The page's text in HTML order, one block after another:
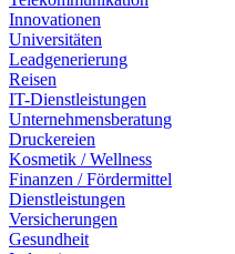
Innovationen
Universitäten
Leadgenerierung
Reisen
IT-Dienstleistungen
Unternehmensberatung
Druckereien
Kosmetik / Wellness
Finanzen / Fördermittel
Dienstleistungen
Versicherungen
Gesundheit